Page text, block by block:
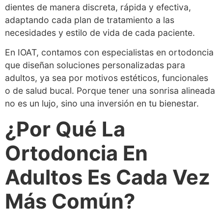
dientes de manera discreta, rápida y efectiva,
adaptando cada plan de tratamiento a las
necesidades y estilo de vida de cada paciente.
En IOAT, contamos con especialistas en ortodoncia
que diseñan soluciones personalizadas para
adultos, ya sea por motivos estéticos, funcionales
o de salud bucal. Porque tener una sonrisa alineada
no es un lujo, sino una inversión en tu bienestar.
¿Por Qué La
Ortodoncia En
Adultos Es Cada Vez
Más Común?